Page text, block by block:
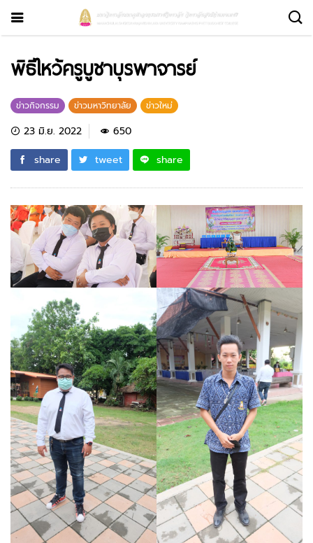
พิธีไหว้ครูบูชาบุรพาจารย์
ข่าวกิจกรรม ข่าวมหาวิทยาลัย ข่าวใหม่
23 มิ.ย. 2022
650
share
tweet share